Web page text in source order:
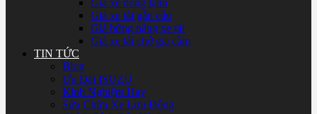
Giá xe đông lạnh
Giá xe tải gắn cẩu
Giá bửng nâng xe tải
Giá xe tải chở gia cầm
TIN TỨC
Blog
Ưu Đãi ISUZU
Kinh Nghiệm Hay
Sửa Chữa Xe Lưu Động